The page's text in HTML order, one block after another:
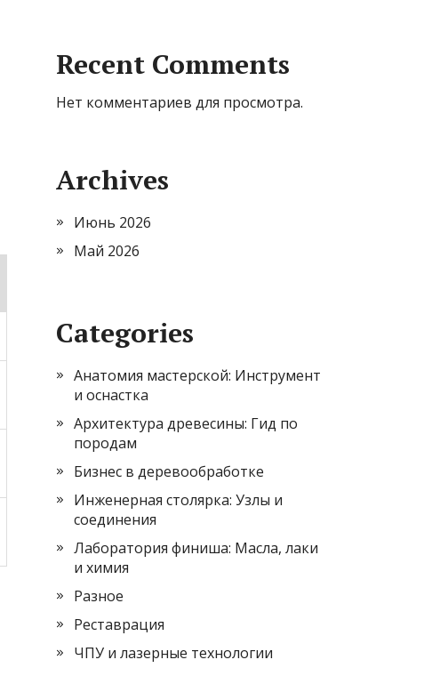
Recent Comments
Нет комментариев для просмотра.
Archives
Июнь 2026
Май 2026
Categories
Анатомия мастерской: Инструмент
и оснастка
Архитектура древесины: Гид по
породам
Бизнес в деревообработке
Инженерная столярка: Узлы и
соединения
Лаборатория финиша: Масла, лаки
и химия
Разное
Реставрация
ЧПУ и лазерные технологии